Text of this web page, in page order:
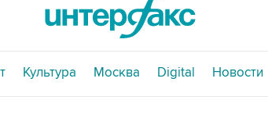
Культура Москва Digital Новости